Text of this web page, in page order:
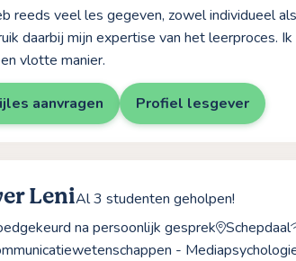
reeds veel les gegeven, zowel individueel
daarbij mijn expertise van het leerproces.
vlotte manier.
aanvragen Profiel lesgever
LeniAl 3 studenten geholpen!
na persoonlijk gesprek Schepdaal
-